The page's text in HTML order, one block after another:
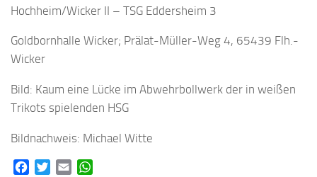
Hochheim/Wicker II – TSG Eddersheim 3
Goldbornhalle Wicker; Prälat-Müller-Weg 4, 65439 Flh.-
Wicker
Bild: Kaum eine Lücke im Abwehrbollwerk der in weißen
Trikots spielenden HSG
Bildnachweis: Michael Witte
FacebookTwitterEmail